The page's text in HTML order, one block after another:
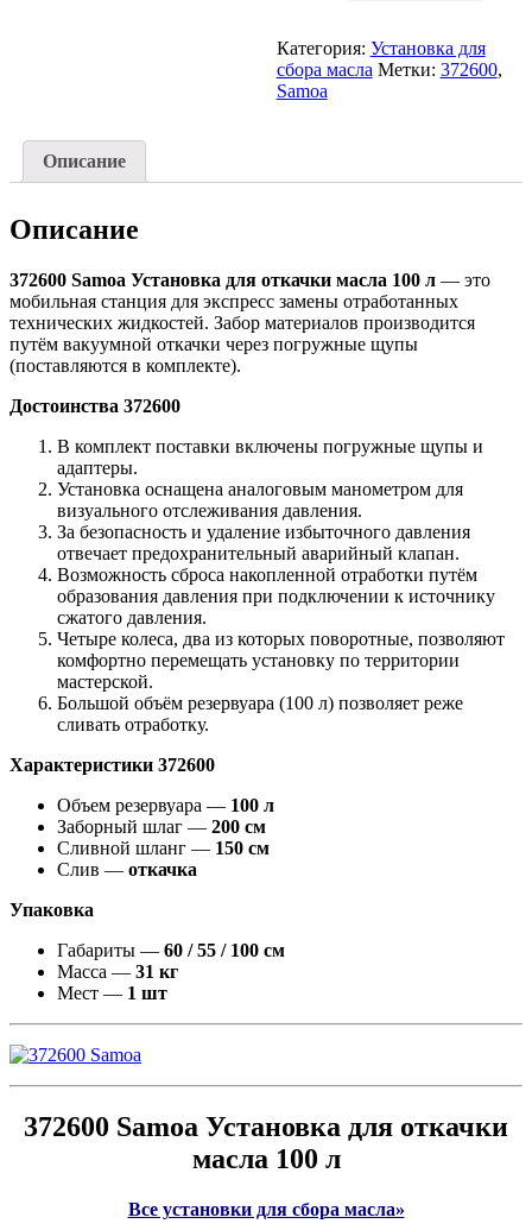
Категория: Установка для
сбора масла Метки: 372600,
Samoa
Описание
Описание
372600 Samoa Установка для откачки масла 100 л — это
мобильная станция для экспресс замены отработанных
технических жидкостей. Забор материалов производится
путём вакуумной откачки через погружные щупы
(поставляются в комплекте).
Достоинства 372600
В комплект поставки включены погружные щупы и
адаптеры.
Установка оснащена аналоговым манометром для
визуального отслеживания давления.
За безопасность и удаление избыточного давления
отвечает предохранительный аварийный клапан.
Возможность сброса накопленной отработки путём
образования давления при подключении к источнику
сжатого давления.
Четыре колеса, два из которых поворотные, позволяют
комфортно перемещать установку по территории
мастерской.
Большой объём резервуара (100 л) позволяет реже
сливать отработку.
Характеристики 372600
Объем резервуара — 100 л
Заборный шлаг — 200 см
Сливной шланг — 150 см
Слив — откачка
Упаковка
Габариты — 60 / 55 / 100 см
Масса — 31 кг
Мест — 1 шт
372600 Samoa Установка для откачки
масла 100 л
Все установки для сбора масла»